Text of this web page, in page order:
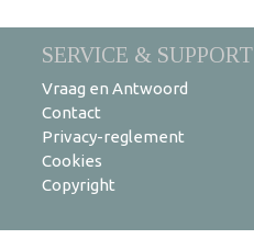
SERVICE & SUPPORT
Vraag en Antwoord
Contact
Privacy-reglement
Cookies
Copyright